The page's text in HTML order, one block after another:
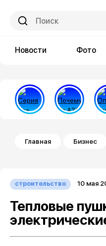
Новости Фото
Строка навигации
Главная Бизнес
строительство 10 мая
Тепловые